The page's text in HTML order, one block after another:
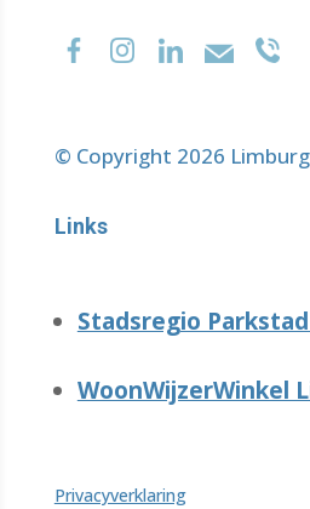
© Copyright 2026
Links
Stadsregio
WoonWijzerWinkel
Privacyverklaring